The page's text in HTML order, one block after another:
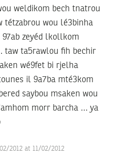
weldikom bech tnatrou
tétzabrou wou lé3binha
zeyéd lkollkom
taw ta5rawlou fih bechir
wé9fet bi rjelha
il 9a7ba mté3kom
saybou msaken wou
morr barcha … ya
2012 at 11/02/2012